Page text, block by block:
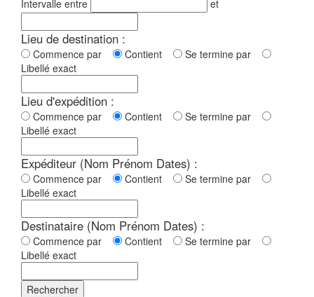
Intervalle entre et
Lieu de destination :
Commence par Contient
Se termine par
Libellé exact
Lieu d'expédition :
Commence par Contient
Se termine par
Libellé exact
Expéditeur (Nom Prénom Dates) :
Commence par Contient
Se termine par
Libellé exact
Destinataire (Nom Prénom Dates) :
Commence par Contient
Se termine par
Libellé exact
Rechercher